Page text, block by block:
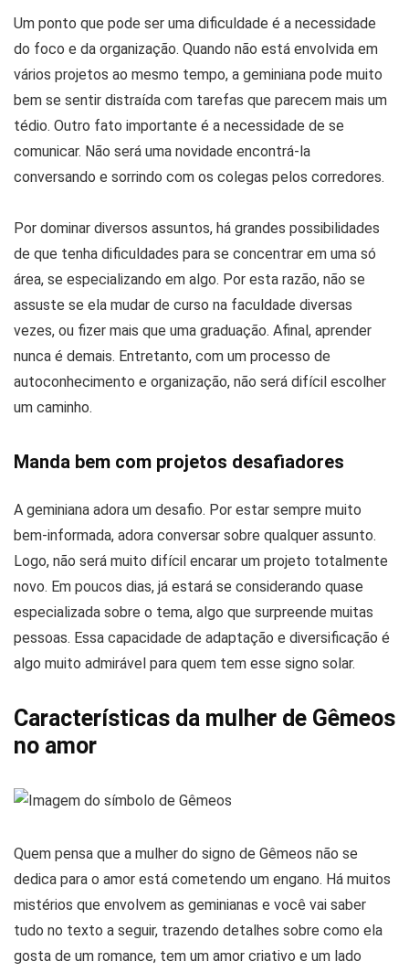
Um ponto que pode ser uma dificuldade é a necessidade
do foco e da organização. Quando não está envolvida em
vários projetos ao mesmo tempo, a geminiana pode muito
bem se sentir distraída com tarefas que parecem mais um
tédio. Outro fato importante é a necessidade de se
comunicar. Não será uma novidade encontrá-la
conversando e sorrindo com os colegas pelos corredores.
Por dominar diversos assuntos, há grandes possibilidades
de que tenha dificuldades para se concentrar em uma só
área, se especializando em algo. Por esta razão, não se
assuste se ela mudar de curso na faculdade diversas
vezes, ou fizer mais que uma graduação. Afinal, aprender
nunca é demais. Entretanto, com um processo de
autoconhecimento e organização, não será difícil escolher
um caminho.
Manda bem com projetos desafiadores
A geminiana adora um desafio. Por estar sempre muito
bem-informada, adora conversar sobre qualquer assunto.
Logo, não será muito difícil encarar um projeto totalmente
novo. Em poucos dias, já estará se considerando quase
especializada sobre o tema, algo que surpreende muitas
pessoas. Essa capacidade de adaptação e diversificação é
algo muito admirável para quem tem esse signo solar.
Características da mulher de Gêmeos
no amor
Quem pensa que a mulher do signo de Gêmeos não se
dedica para o amor está cometendo um engano. Há muitos
mistérios que envolvem as geminianas e você vai saber
tudo no texto a seguir, trazendo detalhes sobre como ela
gosta de um romance, tem um amor criativo e um lado